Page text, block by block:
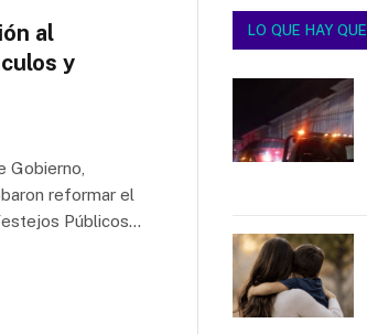
al
y
Gobierno,
reformar el
Públicos…
LO QUE HAY QUE